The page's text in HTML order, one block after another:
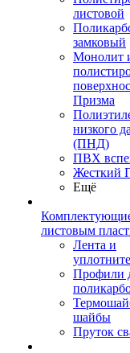
листовой
замковый
Монолит
Призма
низкого
(ПНД)
ПВХ
Жесткий
Ещё
листовым
Лента и
Профили
шайбы
Пруток